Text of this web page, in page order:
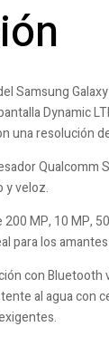
Samsung
Dynamic
una resolución
Qualcomm
y veloz.
MP, 10 MP,
para los
con
al agua con